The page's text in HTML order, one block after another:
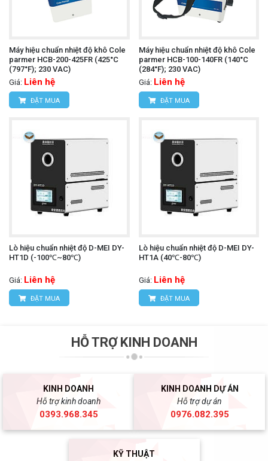
Máy hiệu chuẩn nhiệt độ khô Cole
parmer HCB-200-425FR (425°C
(797°F); 230 VAC)
Giá: Liên hệ
ĐẶT MUA
Máy hiệu chuẩn nhiệt độ khô Cole
parmer HCB-100-140FR (140°C
(284°F); 230 VAC)
Giá: Liên hệ
ĐẶT MUA
Lò hiệu chuẩn nhiệt độ D-MEI DY-
HT1D (-100℃~80℃)
Giá: Liên hệ
ĐẶT MUA
Lò hiệu chuẩn nhiệt độ D-MEI DY-
HT1A (40℃-80℃)
Giá: Liên hệ
ĐẶT MUA
HỖ TRỢ KINH DOANH
KINH DOANH
Hỗ trợ kinh doanh
0393.968.345
KINH DOANH DỰ ÁN
Hỗ trợ dự án
0976.082.395
KỸ THUẬT